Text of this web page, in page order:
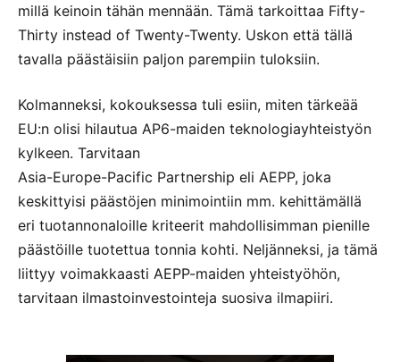
millä keinoin tähän mennään. Tämä tarkoittaa Fifty-
Thirty instead of Twenty-Twenty. Uskon että tällä
tavalla päästäisiin paljon parempiin tuloksiin.
Kolmanneksi, kokouksessa tuli esiin, miten tärkeää
EU:n olisi hilautua AP6-maiden teknologiayhteistyön
kylkeen. Tarvitaan
Asia-Europe-Pacific Partnership eli AEPP, joka
keskittyisi päästöjen minimointiin mm. kehittämällä
eri tuotannonaloille kriteerit mahdollisimman pienille
päästöille tuotettua tonnia kohti. Neljänneksi, ja tämä
liittyy voimakkaasti AEPP-maiden yhteistyöhön,
tarvitaan ilmastoinvestointeja suosiva ilmapiiri.